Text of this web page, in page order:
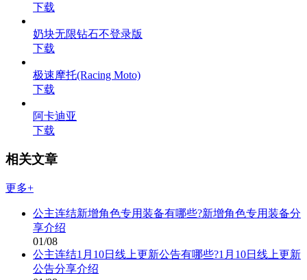
下载
奶块无限钻石不登录版
下载
极速摩托(Racing Moto)
下载
阿卡迪亚
下载
相关文章
更多+
公主连结新增角色专用装备有哪些?新增角色专用装备分
享介绍
01/08
公主连结1月10日线上更新公告有哪些?1月10日线上更新
公告分享介绍